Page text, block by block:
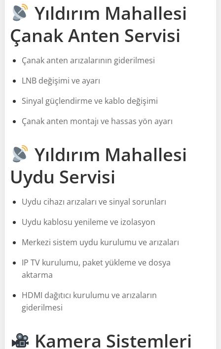
Yıldırım Mahallesi
Çanak Anten Servisi
Çanak anten arızalarının giderilmesi
LNB değişimi ve ayarı
Sinyal güçlendirme ve kablo değişimi
Çanak anten montajı ve hassas yön ayarı
Yıldırım Mahallesi
Uydu Servisi
Uydu cihazı arızaları ve sinyal sorunları
Uydu kablosu yenileme ve izolasyon
Merkezi sistem uydu kurulumu ve arızaları
IP TV kurulumu, paket yükleme ve dosya
aktarma
HDMI dağıtıcı kurulumu ve arızaların
giderilmesi
Kamera Sistemleri